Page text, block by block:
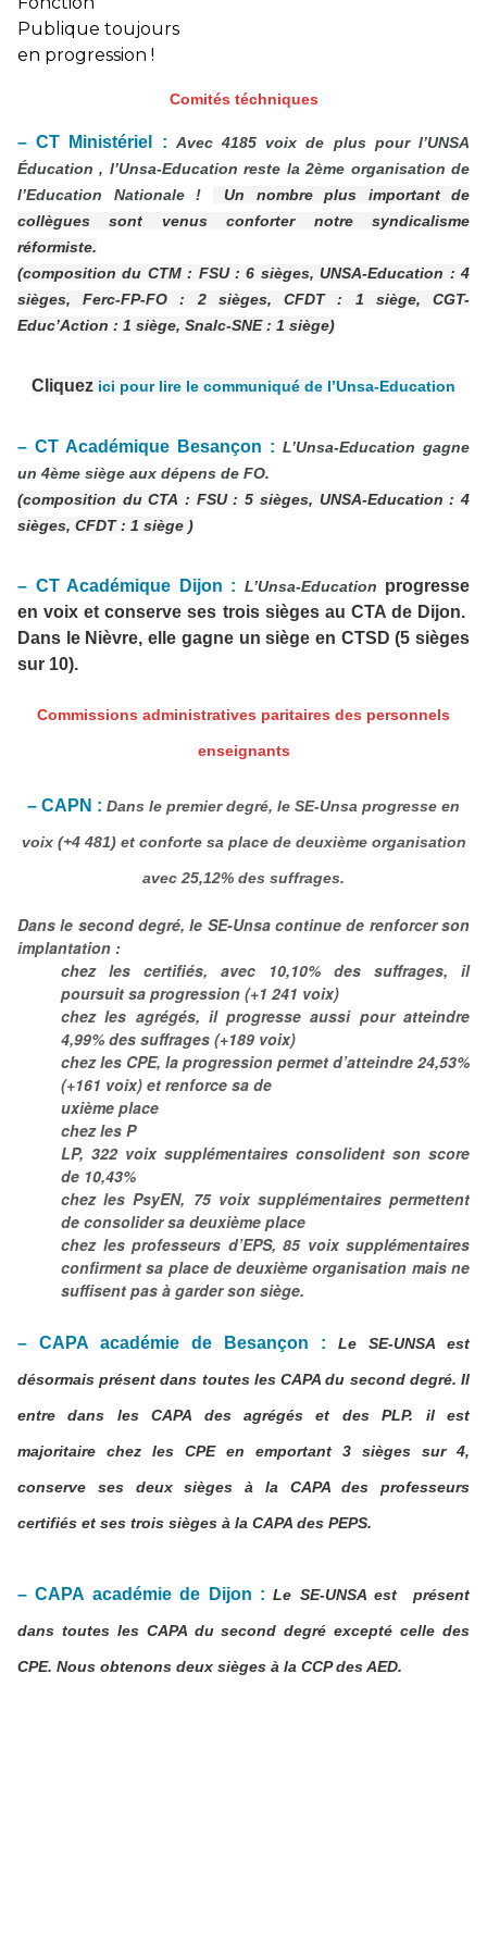
Comités téchniques
– CT Ministériel : Avec 4185 voix de plus pour l’UNSA
Éducation , l’Unsa-Education reste la 2ème organisation de
l’Education Nationale !
Un nombre plus important de
collègues sont venus conforter notre syndicalisme
réformiste.
(composition du CTM : FSU : 6 sièges, UNSA-Education : 4
sièges, Ferc-FP-FO : 2 sièges, CFDT : 1 siège, CGT-
Educ’Action : 1 siège, Snalc-SNE : 1 siège)
Cliquez ici pour lire le communiqué de l’Unsa-Education
– CT Académique Besançon : L’Unsa-Education gagne
un 4ème siège aux dépens de FO.
(composition du CTA : FSU : 5 sièges, UNSA-Education : 4
sièges, CFDT : 1 siège )
– CT Académique Dijon : L’Unsa-Education progresse
en voix et conserve ses trois sièges au CTA de Dijon.
Dans le Nièvre, elle gagne un siège en CTSD (5 sièges
sur 10).
Commissions administratives paritaires des personnels
enseignants
– CAPN : Dans le premier degré, le SE-Unsa progresse en
voix (+4 481) et conforte sa place de deuxième organisation
avec 25,12% des suffrages.
Dans le second degré, le SE-Unsa continue de renforcer son
implantation :
chez les certifiés, avec 10,10% des suffrages, il
poursuit sa progression (+1 241 voix)
chez les agrégés, il progresse aussi pour atteindre
4,99% des suffrages (+189 voix)
chez les CPE, la progression permet d’atteindre 24,53%
(+161 voix) et renforce sa de
uxième place
chez les P
LP, 322 voix supplémentaires consolident son score
de 10,43%
chez les PsyEN, 75 voix supplémentaires permettent
de consolider sa deuxième place
chez les professeurs d’EPS, 85 voix supplémentaires
confirment sa place de deuxième organisation mais ne
suffisent pas à garder son siège.
– CAPA académie de Besançon : Le SE-UNSA est
désormaisprésent dans toutes les CAPA du second degré. Il
entre dans les CAPA des agrégés et des PLP. il est
majoritaire chez les CPE en emportant 3 sièges sur 4,
conserve ses deux sièges à la CAPA des professeurs
certifiés et ses trois sièges à la CAPA des PEPS.
– CAPA académie de Dijon :Le SE-UNSA estprésent
dans toutes les CAPA du second degré excepté celle des
CPE. Nous obtenons deux sièges à la CCP des AED.